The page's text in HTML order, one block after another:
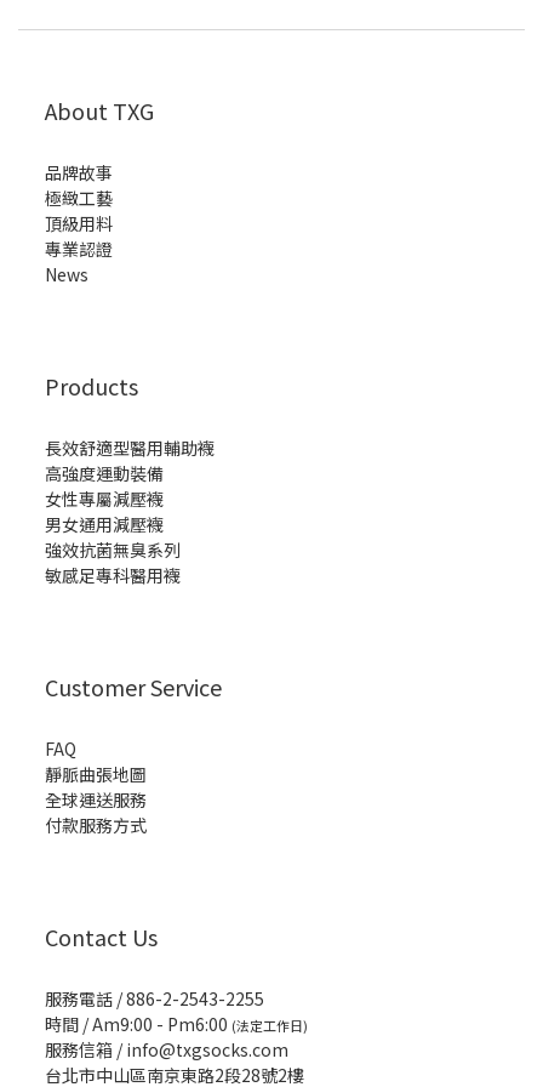
About TXG
品牌故事
極緻工藝
頂級用料
專業認證
News
Products
長效舒適型醫用輔助襪
高強度運動裝備
女性專屬減壓襪
男女通用減壓襪
強效抗菌無臭系列
敏感足專科醫用襪
Customer Service
FAQ
靜脈曲張地圖
全球運送服務
付款服務方式
Contact Us
服務電話 / 886-2-2543-2255
時間 / Am9:00 - Pm6:00 (法定工作日)
服務信箱 /info@txgsocks.com
台北市中山區南京東路2段28號2樓